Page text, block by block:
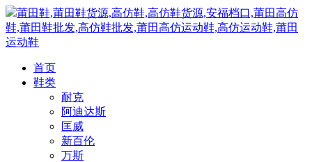
莆田鞋,莆田鞋货源,高仿鞋,高仿鞋货源,安福档口,莆田高仿
鞋,莆田鞋批发,高仿鞋批发,莆田高仿运动鞋,高仿运动鞋,莆田
运动鞋
首页
鞋类
耐克
阿迪达斯
匡威
新百伦
万斯